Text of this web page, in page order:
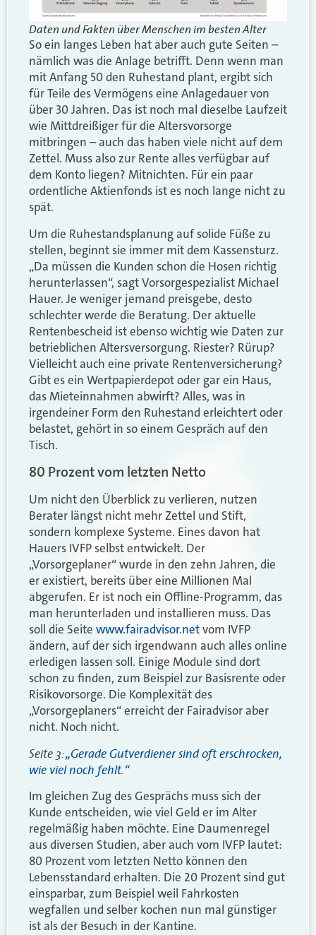
Daten und Fakten über Menschen im besten Alter
So ein langes Leben hat aber auch gute Seiten –
nämlich was die Anlage betrifft. Denn wenn man
mit Anfang 50 den Ruhestand plant, ergibt sich
für Teile des Vermögens eine Anlagedauer von
über 30 Jahren. Das ist noch mal dieselbe Laufzeit
wie Mittdreißiger für die Altersvorsorge
mitbringen – auch das haben viele nicht auf dem
Zettel. Muss also zur Rente alles verfügbar auf
dem Konto liegen? Mitnichten. Für ein paar
ordentliche Aktienfonds ist es noch lange nicht zu
spät.
Um die Ruhestandsplanung auf solide Füße zu
stellen, beginnt sie immer mit dem Kassensturz.
„Da müssen die Kunden schon die Hosen richtig
herunterlassen“, sagt Vorsorgespezialist Michael
Hauer. Je weniger jemand preisgebe, desto
schlechter werde die Beratung. Der aktuelle
Rentenbescheid ist ebenso wichtig wie Daten zur
betrieblichen Altersversorgung. Riester? Rürup?
Vielleicht auch eine private Rentenversicherung?
Gibt es ein Wertpapierdepot oder gar ein Haus,
das Mieteinnahmen abwirft? Alles, was in
irgendeiner Form den Ruhestand erleichtert oder
belastet, gehört in so einem Gespräch auf den
Tisch.
80 Prozent vom letzten Netto
Um nicht den Überblick zu verlieren, nutzen
Berater längst nicht mehr Zettel und Stift,
sondern komplexe Systeme. Eines davon hat
Hauers IVFP selbst entwickelt. Der
„Vorsorgeplaner“ wurde in den zehn Jahren, die
er existiert, bereits über eine Millionen Mal
abgerufen. Er ist noch ein Offline-Programm, das
man herunterladen und installieren muss. Das
soll die Seite www.fairadvisor.netvom IVFP
ändern, auf der sich irgendwann auch alles online
erledigen lassen soll. Einige Module sind dort
schon zu finden, zum Beispiel zur Basisrente oder
Risikovorsorge. Die Komplexität des
„Vorsorgeplaners“ erreicht der Fairadvisor aber
nicht. Noch nicht.
Seite 3:„Gerade Gutverdiener sind oft erschrocken,
wie viel noch fehlt.“
Im gleichen Zug des Gesprächs muss sich der
Kunde entscheiden, wie viel Geld er im Alter
regelmäßig haben möchte. Eine Daumenregel
aus diversen Studien, aber auch vom IVFP lautet:
80 Prozent vom letzten Netto können den
Lebensstandard erhalten. Die 20 Prozent sind gut
einsparbar, zum Beispiel weil Fahrkosten
wegfallen und selber kochen nun mal günstiger
ist als der Besuch in der Kantine.